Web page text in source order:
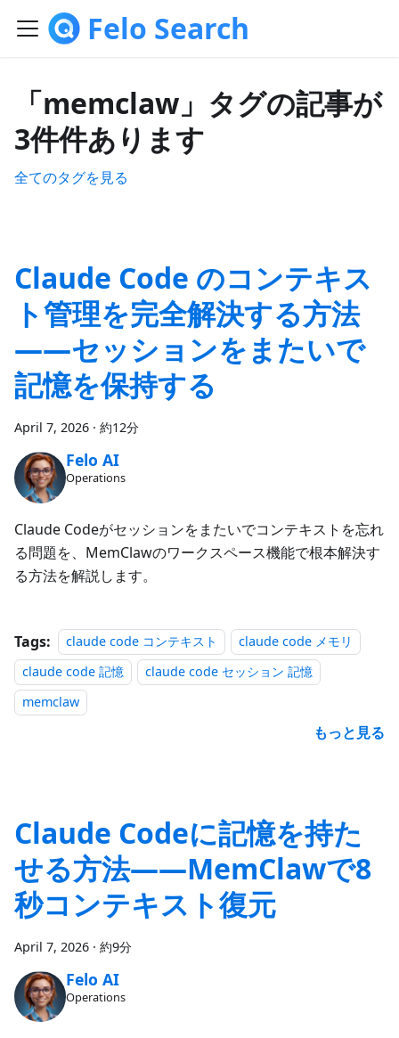
Felo Search
「memclaw」タグの記事が
3件件あります
全てのタグを見る
Claude Code のコンテキス
ト管理を完全解決する方法
——セッションをまたいで
記憶を保持する
April 7, 2026 · 約12分
Felo AI
Operations
Claude Codeがセッションをまたいでコンテキストを忘れ
る問題を、MemClawのワークスペース機能で根本解決す
る方法を解説します。
Tags: claude code コンテキスト
claude code メモリ
claude code 記憶
claude code セッション 記憶
memclaw
もっと見る
Claude Codeに記憶を持た
せる方法——MemClawで8
秒コンテキスト復元
April 7, 2026 · 約9分
Felo AI
Operations